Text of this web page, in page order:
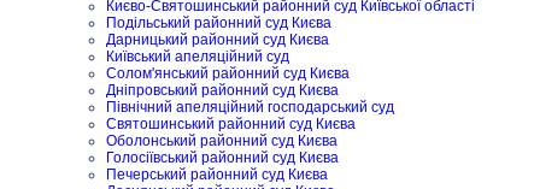
Києво-Святошинський районний суд Київської області
Подільський районний суд Києва
Дарницький районний суд Києва
Київський апеляційний суд
Солом'янський районний суд Києва
Дніпровський районний суд Києва
Північний апеляційний господарський суд
Святошинський районний суд Києва
Оболонський районний суд Києва
Голосіївський районний суд Києва
Печерський районний суд Києва